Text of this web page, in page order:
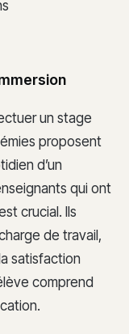
un stage
proposent
d’un
qui ont
crucial. Ils
de travail,
satisfaction
comprend